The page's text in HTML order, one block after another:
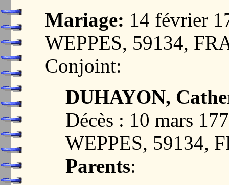
Mariage: 14 février
WEPPES, 59134,
Conjoint:
DUHAYON,
Décès : 10 mars
WEPPES, 59134,
Parents: